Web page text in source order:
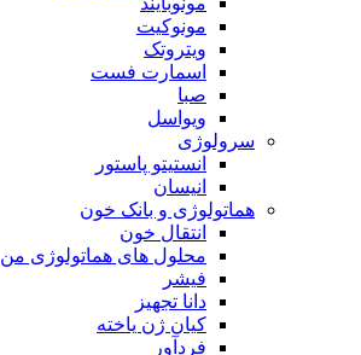
مونوکیت
ویتروتک
اسمارت فست
صبا
ویواسل
سرولوژی
انستیتو پاستور
انیسان
هماتولوژی و بانک خون
انتقال خون
محلول های هماتولوژی من
فیشر
دانا تجهیز
کیان ژن یاخته
فردآور